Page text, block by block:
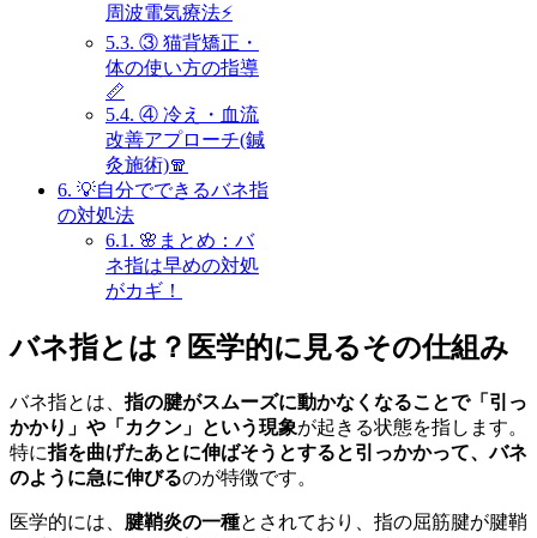
周波電気療法⚡
5.3. ③ 猫背矯正・
体の使い方の指導
📏
5.4. ④ 冷え・血流
改善アプローチ(鍼
灸施術)🧣
6. 💡自分でできるバネ指
の対処法
6.1. 🌸まとめ：バ
ネ指は早めの対処
がカギ！
バネ指とは？医学的に見るその仕組み
バネ指とは、指の腱がスムーズに動かなくなることで「引っ
かかり」や「カクン」という現象が起きる状態を指します。
特に指を曲げたあとに伸ばそうとすると引っかかって、バネ
のように急に伸びるのが特徴です。
医学的には、 腱鞘炎の一種とされており、指の屈筋腱が腱鞘